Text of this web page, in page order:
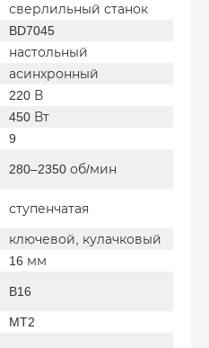
сверлильный станок
BD7045
настольный
асинхронный
220 В
450 Вт
9
280–2350 об/мин
ступенчатая
ключевой, кулачковый
16 мм
B16
MT2